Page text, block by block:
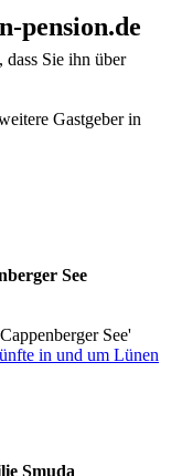
pension.de
Sie ihn über
Gastgeber in
See
See'
in und um Lünen
Smuda